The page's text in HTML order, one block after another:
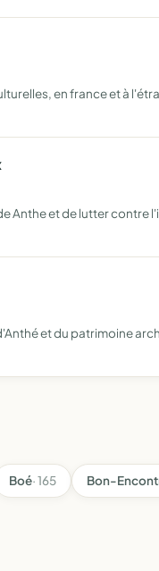
en france et à
et de lutter contre
et du patrimoine
Boé· 165 Bon-